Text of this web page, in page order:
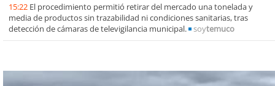
15:22 El procedimiento permitió retirar del mercado una tonelada y
media de productos sin trazabilidad ni condiciones sanitarias, tras
detección de cámaras de televigilancia municipal.
soytemuco